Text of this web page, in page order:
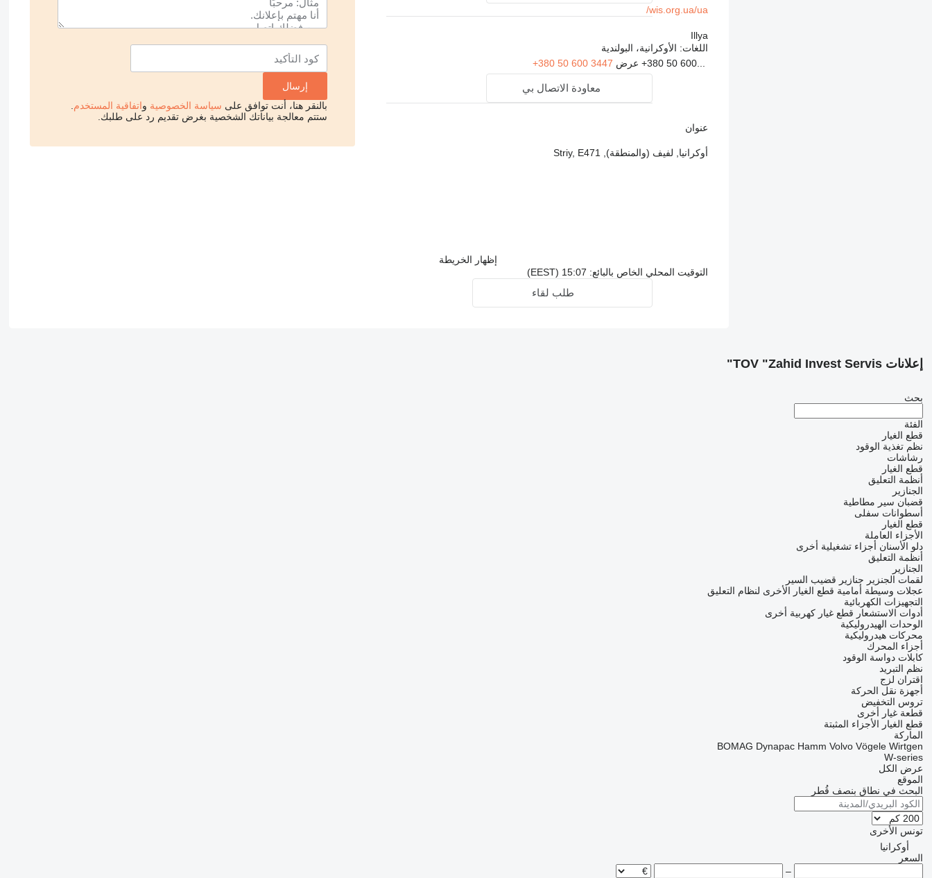
wis.org.ua/ua/
Illya
اللغات: الأوكرانية، البولندية
+380 50 600... عرض +380 50 600 3447
معاودة الاتصال بي
عنوان
أوكرانيا, لفيف (والمنطقة), Striy, E471
إظهار الخريطة
التوقيت المحلي الخاص بالبائع: 15:07 (EEST)
طلب لقاء
بالنقر هنا، أنت توافق على سياسة الخصوصية واتفاقية المستخدم
ستتم معالجة بياناتك الشخصية بغرض تقديم رد على طلبك.
إعلانات TOV "Zahid Invest Servis"
بحث
الفئة
قطع الغيار
نظم تغذية الوقود
رشاشات
قطع الغيار
أنظمة التعليق
الجنازير
قضبان سير مطاطية
أسطوانات سفلى
قطع الغيار
الأجزاء العاملة
دلو الأسنان أجزاء تشغيلية أخرى
أنظمة التعليق
الجنازير
لقمات الجنزير جنازير قضيب السير
عجلات وسيطة أمامية قطع الغيار الأخرى لنظام التعليق
التجهيزات الكهربائية
أدوات الاستشعار قطع غيار كهربية أخرى
الوحدات الهيدروليكية
محركات هيدروليكية
أجزاء المحرك
كابلات دواسة الوقود
نظم التبريد
اقتران لزج
أجهزة نقل الحركة
تروس التخفيض
قطعة غيار أخرى
قطع الغيار الأجزاء المثبتة
الماركة
BOMAG Dynapac Hamm Volvo Vögele Wirtgen
W-series
عرض الكل
الموقع
البحث في نطاق بنصف قُطر
تونس الأخرى
أوكرانيا
السعر
–